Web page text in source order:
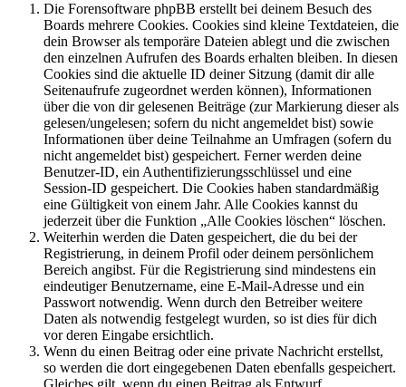
Die Forensoftware phpBB erstellt bei deinem Besuch des
Boards mehrere Cookies. Cookies sind kleine Textdateien, die
dein Browser als temporäre Dateien ablegt und die zwischen
den einzelnen Aufrufen des Boards erhalten bleiben. In diesen
Cookies sind die aktuelle ID deiner Sitzung (damit dir alle
Seitenaufrufe zugeordnet werden können), Informationen
über die von dir gelesenen Beiträge (zur Markierung dieser als
gelesen/ungelesen; sofern du nicht angemeldet bist) sowie
Informationen über deine Teilnahme an Umfragen (sofern du
nicht angemeldet bist) gespeichert. Ferner werden deine
Benutzer-ID, ein Authentifizierungsschlüssel und eine
Session-ID gespeichert. Die Cookies haben standardmäßig
eine Gültigkeit von einem Jahr. Alle Cookies kannst du
jederzeit über die Funktion „Alle Cookies löschen“ löschen.
Weiterhin werden die Daten gespeichert, die du bei der
Registrierung, in deinem Profil oder deinem persönlichem
Bereich angibst. Für die Registrierung sind mindestens ein
eindeutiger Benutzername, eine E-Mail-Adresse und ein
Passwort notwendig. Wenn durch den Betreiber weitere
Daten als notwendig festgelegt wurden, so ist dies für dich
vor deren Eingabe ersichtlich.
Wenn du einen Beitrag oder eine private Nachricht erstellst,
so werden die dort eingegebenen Daten ebenfalls gespeichert.